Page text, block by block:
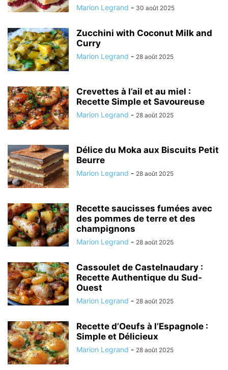
Marion Legrand - 30 août 2025
Zucchini with Coconut Milk and
Curry
Marion Legrand - 28 août 2025
Crevettes à l’ail et au miel :
Recette Simple et Savoureuse
Marion Legrand - 28 août 2025
Délice du Moka aux Biscuits Petit
Beurre
Marion Legrand - 28 août 2025
Recette saucisses fumées avec
des pommes de terre et des
champignons
Marion Legrand - 28 août 2025
Cassoulet de Castelnaudary :
Recette Authentique du Sud-
Ouest
Marion Legrand - 28 août 2025
Recette d’Oeufs à l’Espagnole :
Simple et Délicieux
Marion Legrand - 28 août 2025